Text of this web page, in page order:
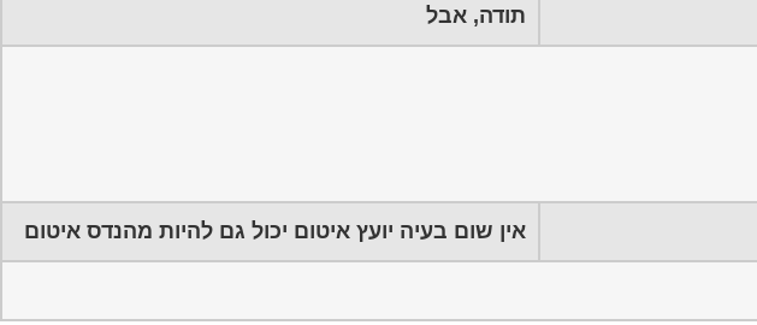
תודה, אבל
אין שום בעיה יועץ איטום יכול גם להיות מהנדס איטום